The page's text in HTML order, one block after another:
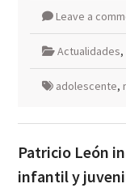
Leave a
Actualidades,
adolescente,
Patricio León
infantil y